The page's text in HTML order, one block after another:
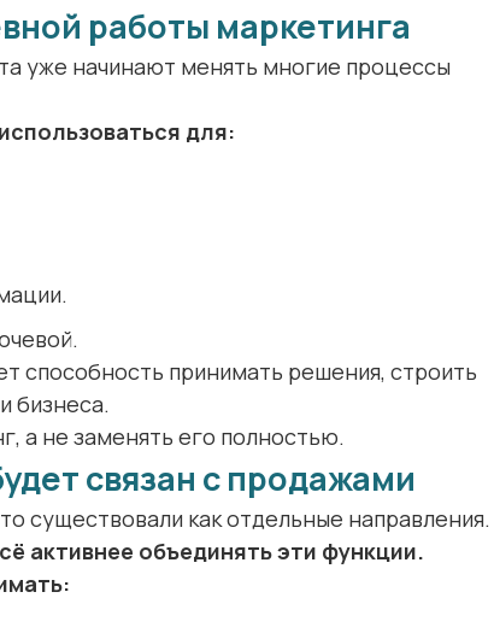
работы маркетинга
уже начинают менять многие процессы
для:
способность принимать решения, строить
бизнеса.
а не заменять его полностью.
связан с продажами
существовали как отдельные направления.
активнее объединять эти функции.